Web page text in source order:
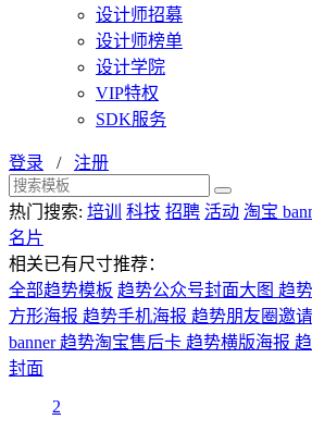
设计师招募
设计师榜单
设计学院
VIP特权
SDK服务
登录 / 注册
热门搜索: 培训 科技 招聘 活动 淘宝
名片
相关已有尺寸推荐：
全部趋势模板 趋势公众号封面大图 趋
方形海报 趋势手机海报 趋势朋友圈邀
banner趋势淘宝售后卡 趋势横版海报
封面
2